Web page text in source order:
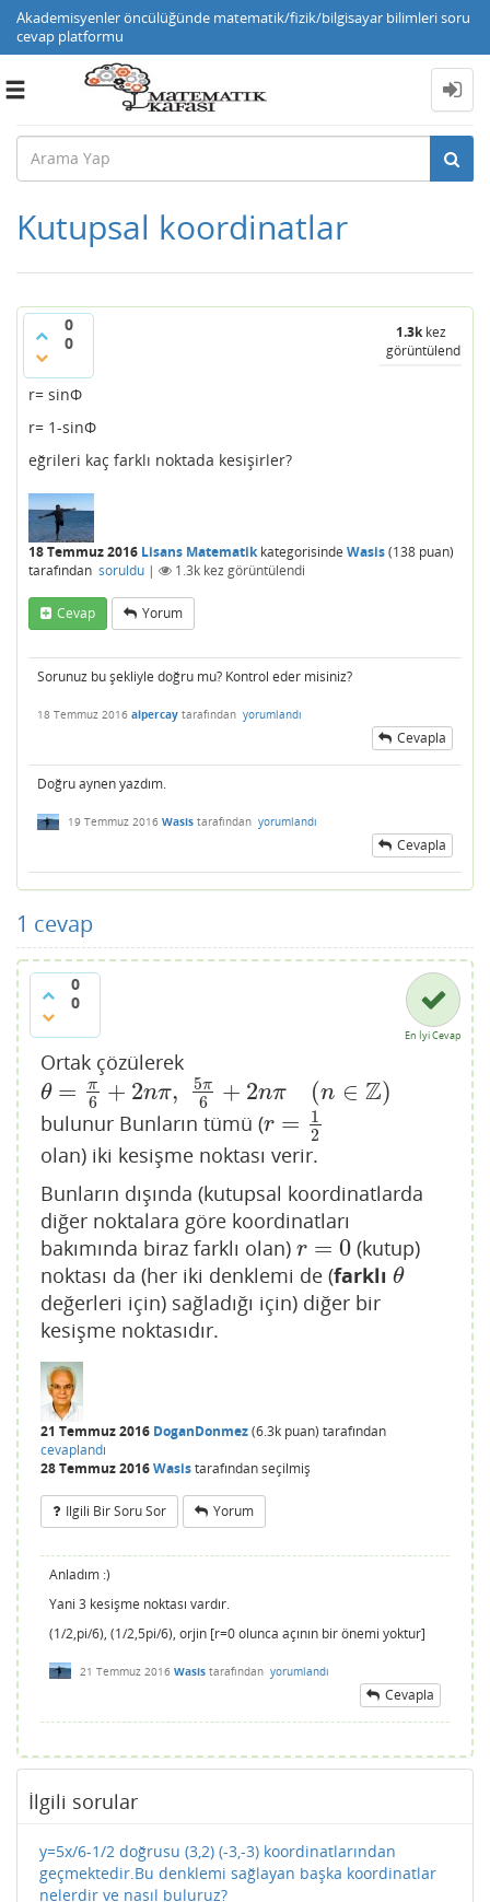
Akademisyenler öncülüğünde matematik/fizik/bilgisayar bilimleri soru
cevap platformu
Toggle
Kutupsal koordinatlar
0
0
1.3kkez
görüntülendi
r= sinФ
r= 1-sinФ
eğrileri kaç farklı noktada kesişirler?
18 Temmuz 2016 Lisans Matematikkategorisinde Wasis(138 puan)
tarafından soruldu | 1.3k kez görüntülendi
Cevap Yorum
Sorunuz bu şekliyle doğru mu? Kontrol eder misiniz?
18 Temmuz 2016 alpercay tarafından yorumlandı
Cevapla
Doğru aynen yazdım.
19 Temmuz 2016 Wasis tarafından yorumlandı
Cevapla
1 cevap
0
0
En İyi Cevap
Ortak çözülerek
θ = π
6 + 2nπ, 5π
6 + 2nπ (n ∈ Z)
θ =π 6+2nπ, 5π6 2n π(n ∈Z)
bulunur Bunların tümü (r =
1
2
r= 12
olan) iki kesişme noktası verir.
Bunların dışında (kutupsal koordinatlarda
diğer noktalara göre koordinatları
bakımında biraz farklı olan) r = 0
r= 0
(kutup)
noktası da (her iki denklemi de (farklı θ
θ
değerleri için) sağladığı için) diğer bir
kesişme noktasıdır.
21 Temmuz 2016 DoganDonmez(6.3k puan) tarafından
cevaplandı
28 Temmuz 2016Wasistarafındanseçilmiş
Ilgili Bir Soru Sor Yorum
Anladım :)
Yani 3 kesişme noktası vardır.
(1/2,pi/6), (1/2,5pi/6), orjin [r=0 olunca açının bir önemi yoktur]
21 Temmuz 2016 Wasis tarafından yorumlandı
Cevapla
İlgili sorular
y=5x/6-1/2 doğrusu (3,2) (-3,-3) koordinatlarından
geçmektedir.Bu denklemi sağlayan başka koordinatlar
nelerdir ve nasıl buluruz?